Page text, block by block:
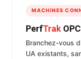
MACHINES
PerfTrak
Branchez-vous
UA existants,